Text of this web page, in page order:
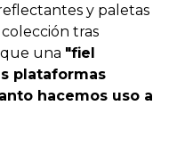
y paletas
tras
una "fiel
plataformas
hacemos uso a